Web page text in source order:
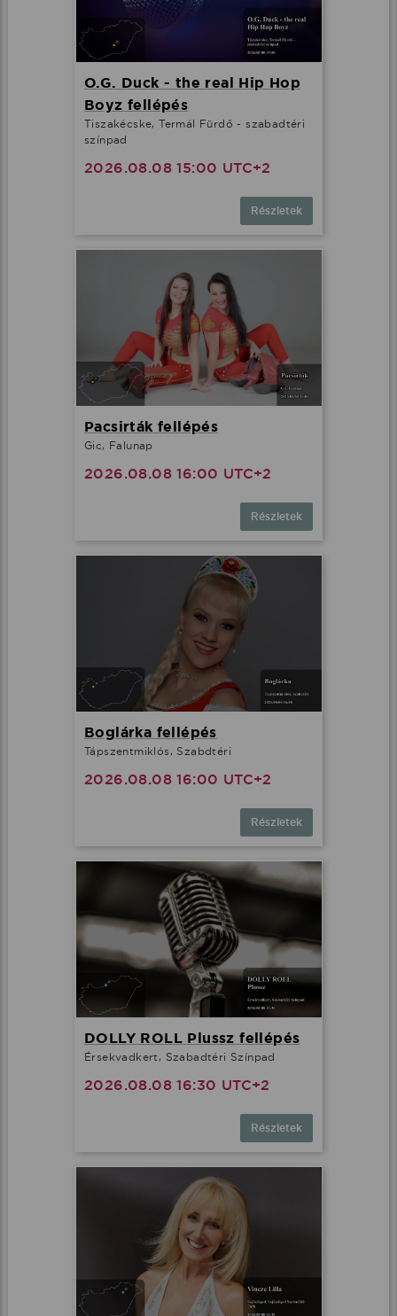
O.G. Duck - the real Hip Hop
Boyz fellépés
Tiszakécske, Termál Fürdő - szabadtéri
színpad
2026.08.08 15:00 UTC+2
Részletek
Pacsirták fellépés
Gic, Falunap
2026.08.08 16:00 UTC+2
Részletek
Boglárka fellépés
Tápszentmiklós, Szabdtéri
2026.08.08 16:00 UTC+2
Részletek
DOLLY ROLL Plussz fellépés
Érsekvadkert, Szabadtéri Színpad
2026.08.08 16:30 UTC+2
Részletek